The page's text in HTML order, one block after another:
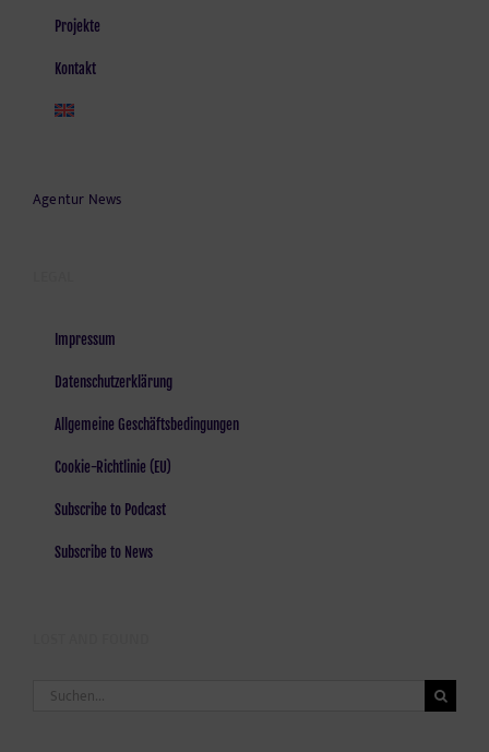
Projekte
Kontakt
Agentur News
Impressum
Datenschutzerklärung
Allgemeine Geschäftsbedingungen
Cookie-Richtlinie (EU)
Subscribe to Podcast
Subscribe to News
Suche